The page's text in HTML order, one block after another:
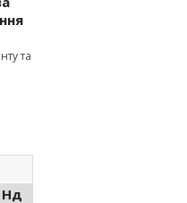
та
Нд